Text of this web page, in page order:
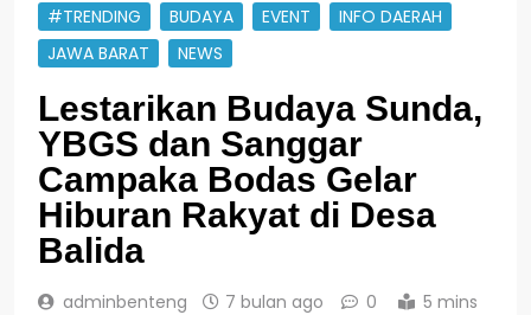
#TRENDING BUDAYA EVENT
INFO DAERAH
JAWA BARAT
NEWS
Lestarikan Budaya Sunda,
YBGS dan Sanggar
Campaka Bodas Gelar
Hiburan Rakyat di Desa
Balida
adminbenteng 7 bulan ago 0 5 mins